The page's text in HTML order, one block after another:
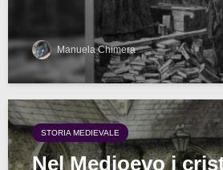
Manuela Chimera
STORIA MEDIEVALE
Nel Medioevo i